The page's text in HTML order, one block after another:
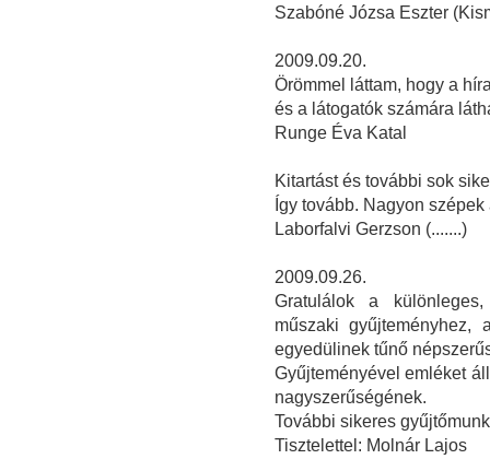
Szabóné Józsa Eszter
2009.09.20.
Örömmel láttam, hogy a
és a látogatók számára
Runge Éva Katal
Kitartást és további sok
Így tovább. Nagyon szépek
Laborfalvi Gerzson (.......)
2009.09.26.
Gratulálok a
műszaki
egyedülinek tűnő
Gyűjteményével emléket
nagyszerűségének.
További sikeres
Tisztelettel: Molnár Lajos